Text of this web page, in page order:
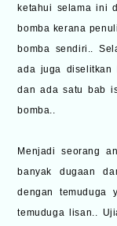
ketahui selama ini
bomba kerana
bomba sendiri..
ada juga diselitkan
dan ada satu bab
bomba..
Menjadi seorang
banyak dugaan
dengan temuduga
temuduga lisan..